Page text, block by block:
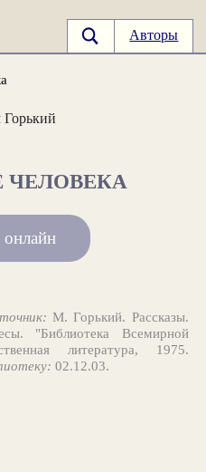
Авторы
ЧЕЛОВЕКА
онлайн
М. Горький. Рассказы.
"Библиотека Всемирной
литература, 1975.
02.12.03.